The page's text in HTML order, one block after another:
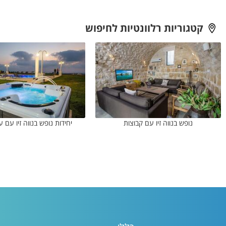
קטגוריות רלוונטיות לחיפוש
נופש בנווה זיו עם קבוצות יחידות נופש בנווה זיו עם